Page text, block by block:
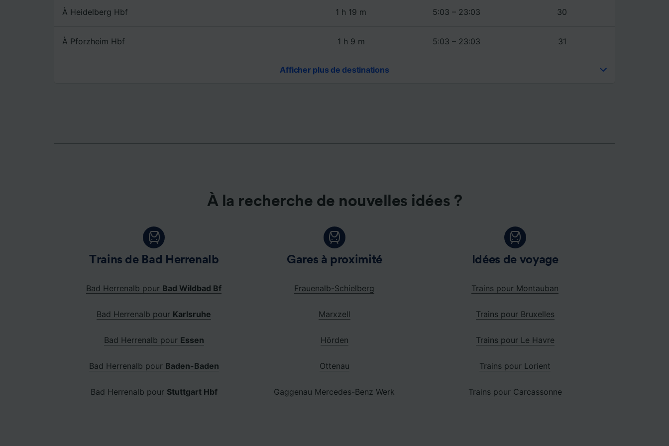
À Heidelberg Hbf 1 h 19 m 5:03 – 23:03 30
À Pforzheim Hbf 1 h 9 m 5:03 – 23:03 31
Afficher plus de destinations
À la recherche de nouvelles idées ?
Trains de Bad Herrenalb
Bad Herrenalb pour Bad Wildbad Bf
Bad Herrenalb pour Karlsruhe
Bad Herrenalb pour Essen
Bad Herrenalb pour Baden-Baden
Bad Herrenalb pour Stuttgart Hbf
Gares à proximité
Frauenalb-Schielberg
Marxzell
Hörden
Ottenau
Gaggenau Mercedes-Benz Werk
Idées de voyage
Trains pour Montauban
Trains pour Bruxelles
Trains pour Le Havre
Trains pour Lorient
Trains pour Carcassonne